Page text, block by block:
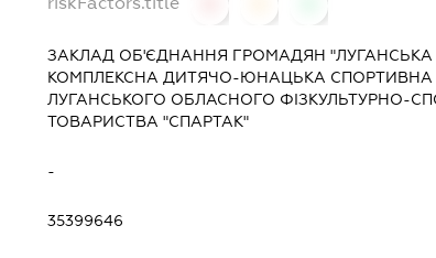
ЗАКЛАД ОБ'ЄДНАННЯ ГРОМАДЯН "ЛУГАНСЬКА
КОМПЛЕКСНА ДИТЯЧО-ЮНАЦЬКА СПОРТИВНА
ЛУГАНСЬКОГО ОБЛАСНОГО ФІЗКУЛЬТУРНО-
ТОВАРИСТВА "СПАРТАК"
-
35399646